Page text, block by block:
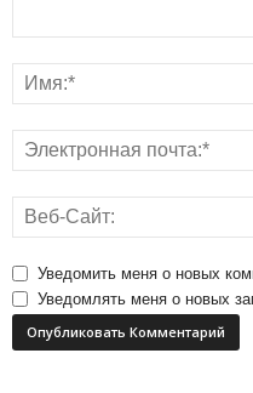
Уведомить меня о новых
Уведомлять меня о новых